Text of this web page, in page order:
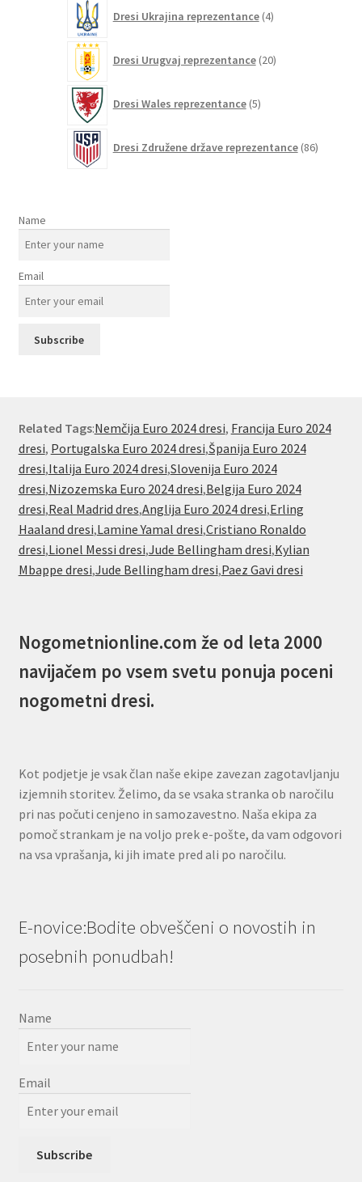
Dresi Ukrajina reprezentance 4izdelki
Dresi Urugvaj reprezentance 20izdelkov
Dresi Wales reprezentance 5izdelkov
Dresi Združene države reprezentance 86izdelkov
Name
Email
Related Tags:Nemčija Euro 2024 dresi, Francija Euro 2024
dresi, Portugalska Euro 2024 dresi,Španija Euro 2024
dresi,Italija Euro 2024 dresi,Slovenija Euro 2024
dresi,Nizozemska Euro 2024 dresi,Belgija Euro 2024
dresi,Real Madrid dres,Anglija Euro 2024 dresi,Erling
Haaland dresi,Lamine Yamal dresi,Cristiano Ronaldo
dresi,Lionel Messi dresi,Jude Bellingham dresi,Kylian
Mbappe dresi,Jude Bellingham dresi,Paez Gavi dresi
Nogometnionline.com že od leta 2000
navijačem po vsem svetu ponuja poceni
nogometni dresi.
Kot podjetje je vsak član naše ekipe zavezan zagotavljanju
izjemnih storitev. Želimo, da se vsaka stranka ob naročilu
pri nas počuti cenjeno in samozavestno. Naša ekipa za
pomoč strankam je na voljo prek e-pošte, da vam odgovori
na vsa vprašanja, ki jih imate pred ali po naročilu.
E-novice:Bodite obveščeni o novostih in
posebnih ponudbah!
Name
Email